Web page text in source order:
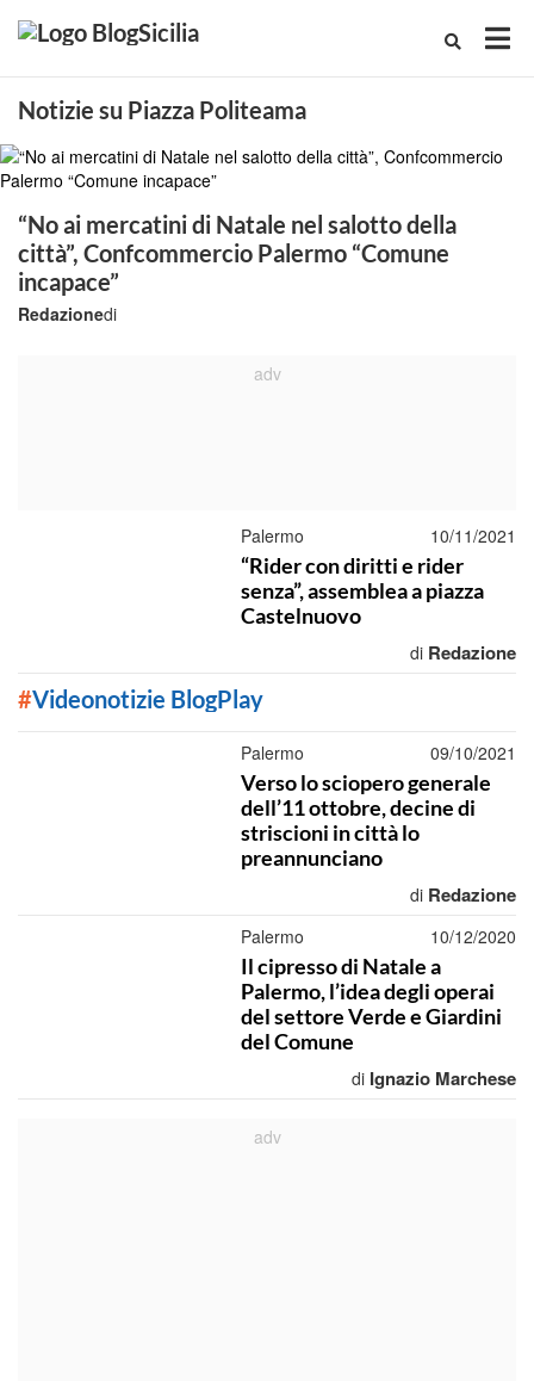
Notizie su Piazza Politeama
“No ai mercatini di Natale nel salotto della
città”, Confcommercio Palermo “Comune
incapace”
di
Redazione
Palermo 10/11/2021
“Rider con diritti e rider
senza”, assemblea a piazza
Castelnuovo
di Redazione
#Videonotizie BlogPlay
Palermo 09/10/2021
Verso lo sciopero generale
dell’11 ottobre, decine di
striscioni in città lo
preannunciano
di Redazione
Palermo 10/12/2020
Il cipresso di Natale a
Palermo, l’idea degli operai
del settore Verde e Giardini
del Comune
di Ignazio Marchese